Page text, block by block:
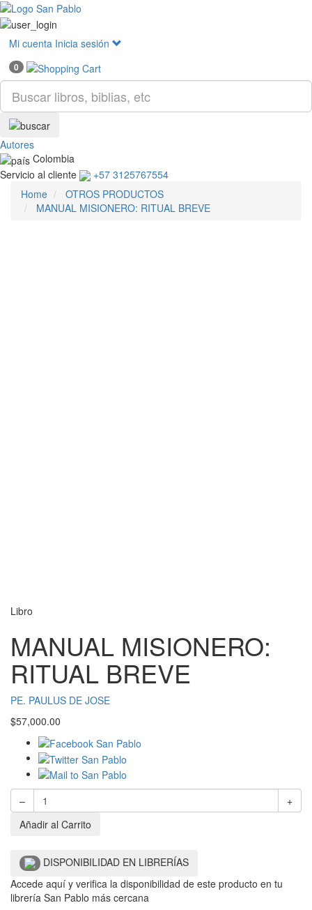
Mi cuenta Inicia sesión
0
Autores
Colombia
Servicio al cliente
+57 3125767554
Home
OTROS PRODUCTOS
MANUAL MISIONERO: RITUAL BREVE
Libro
MANUAL MISIONERO:
RITUAL BREVE
PE. PAULUS DE JOSE
$57,000.00
–
+
Añadir al Carrito
DISPONIBILIDAD EN LIBRERÍAS
Accede aquí y verifica la disponibilidad de este producto en tu
librería San Pablo más cercana